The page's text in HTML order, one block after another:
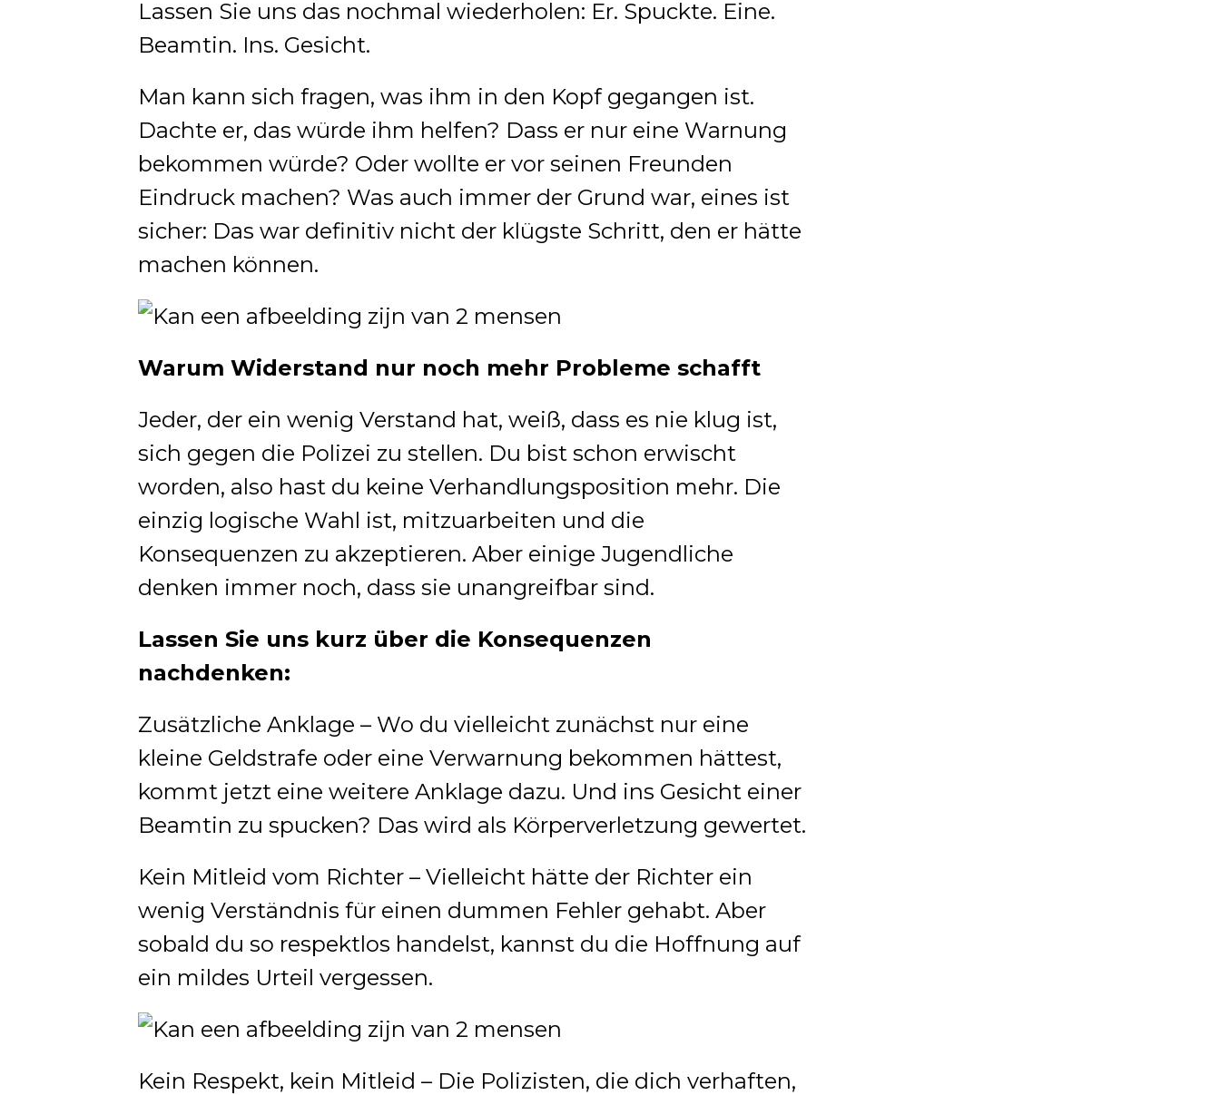
Lassen Sie uns das nochmal wiederholen: Er. Spuckte. Eine.
Beamtin. Ins. Gesicht.
Man kann sich fragen, was ihm in den Kopf gegangen ist.
Dachte er, das würde ihm helfen? Dass er nur eine Warnung
bekommen würde? Oder wollte er vor seinen Freunden
Eindruck machen? Was auch immer der Grund war, eines ist
sicher: Das war definitiv nicht der klügste Schritt, den er hätte
machen können.
Warum Widerstand nur noch mehr Probleme schafft
Jeder, der ein wenig Verstand hat, weiß, dass es nie klug ist,
sich gegen die Polizei zu stellen. Du bist schon erwischt
worden, also hast du keine Verhandlungsposition mehr. Die
einzig logische Wahl ist, mitzuarbeiten und die
Konsequenzen zu akzeptieren. Aber einige Jugendliche
denken immer noch, dass sie unangreifbar sind.
Lassen Sie uns kurz über die Konsequenzen
nachdenken:
Zusätzliche Anklage – Wo du vielleicht zunächst nur eine
kleine Geldstrafe oder eine Verwarnung bekommen hättest,
kommt jetzt eine weitere Anklage dazu. Und ins Gesicht einer
Beamtin zu spucken? Das wird als Körperverletzung gewertet.
Kein Mitleid vom Richter – Vielleicht hätte der Richter ein
wenig Verständnis für einen dummen Fehler gehabt. Aber
sobald du so respektlos handelst, kannst du die Hoffnung auf
ein mildes Urteil vergessen.
Kein Respekt, kein Mitleid – Die Polizisten, die dich verhaften,